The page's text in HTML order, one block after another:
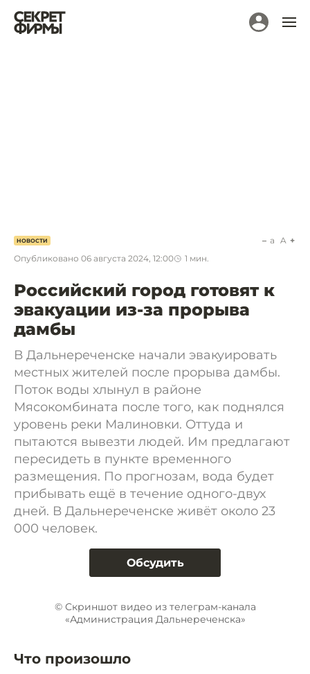
НОВОСТИ
Опубликовано 06 августа 2024, 12:00 1 мин.
a A
Российский город готовят к
эвакуации из-за прорыва
дамбы
В Дальнереченске начали эвакуировать
местных жителей после прорыва дамбы.
Поток воды хлынул в районе
Мясокомбината после того, как поднялся
уровень реки Малиновки. Оттуда и
пытаются вывезти людей. Им предлагают
пересидеть в пункте временного
размещения. По прогнозам, вода будет
прибывать ещё в течение одного-двух
дней. В Дальнереченске живёт около 23
000 человек.
Обсудить
© Скриншот видео из телеграм-канала
«Администрация Дальнереченска»
Что произошло